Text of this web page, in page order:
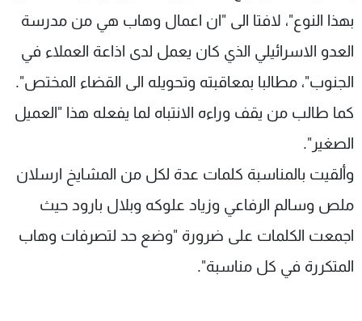
بهذا النوع"، لافتا الى "ان اعمال وهاب هي من مدرسة
العدو الاسرائيلي الذي كان يعمل لدى اذاعة العملاء في
الجنوب"، مطالبا بمعاقبته وتحويله الى القضاء المختص".
كما طالب من يقف وراءه الانتباه لما يفعله هذا "العميل
الصغير".
وألقيت بالمناسبة كلمات عدة لكل من المشايخ ارسلان
ملص وسالم الرفاعي وزياد علوكه وبلال بارود حيث
اجمعت الكلمات على ضرورة "وضع حد لتصرفات وهاب
المتكررة في كل مناسبة".